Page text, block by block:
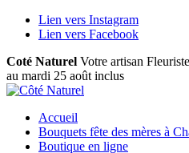
Lien vers Instagram
Lien vers Facebook
Coté Naturel Votre artisan
au mardi 25 août inclus
Accueil
Bouquets fête des mères à
Boutique en ligne